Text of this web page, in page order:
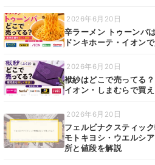
2026年6月20日
辛ラーメン トゥーンバ
ドンキホーテ・イオン
2026年6月20日
袱紗はどこで売ってる
イオン・しまむらで買
2026年6月20日
フェルビナクスティッ
モトキヨシ・ウエルシ
所と値段を解説